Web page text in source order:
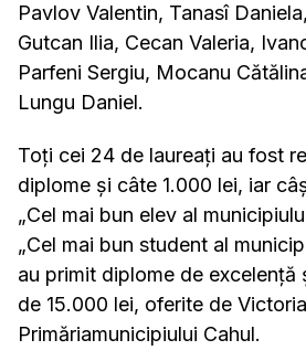
Pavlov Valentin, Tanasî
Gutcan Ilia, Cecan Valeria,
Parfeni Sergiu, Mocanu
Lungu Daniel.
Toți cei 24 de laureați au fost
diplome și câte 1.000 lei, iar
„Cel mai bun elev al
„Cel mai bun student al
au primit diplome de excelență
de 15.000 lei, oferite de
Primăriamunicipiului Cahul.